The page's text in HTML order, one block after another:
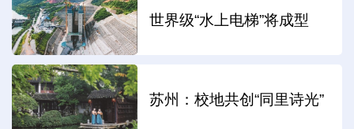
世界级“水上电梯”将成型
苏州：校地共创“同里诗光”